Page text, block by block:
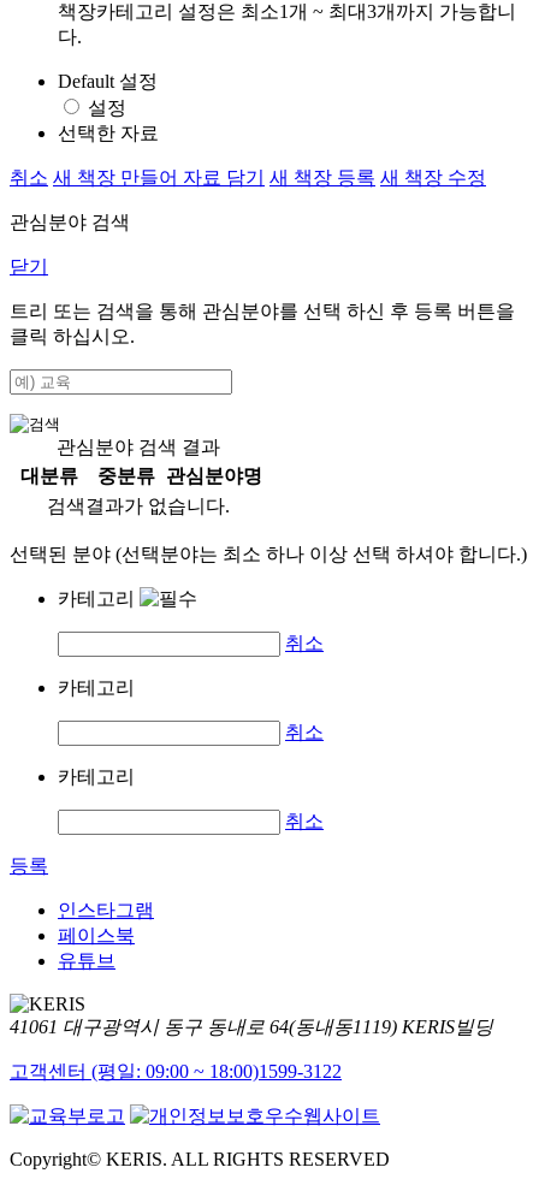
책장카테고리 설정은 최소1개 ~ 최대3개까지 가능합니
다.
Default 설정
설정
선택한 자료
취소 새 책장 만들어 자료 담기 새 책장 등록 새 책장 수정
관심분야 검색
닫기
트리 또는 검색을 통해 관심분야를 선택 하신 후 등록 버튼을
클릭 하십시오.
관심분야 검색 결과
대분류
중분류
관심분야명
검색결과가 없습니다.
선택된 분야 (선택분야는 최소 하나 이상 선택 하셔야 합니다.)
카테고리
취소
카테고리
취소
카테고리
취소
등록
인스타그램
페이스북
유튜브
41061 대구광역시 동구 동내로 64(동내동1119) KERIS빌딩
고객센터 (평일: 09:00 ~ 18:00)1599-3122
Copyright© KERIS. ALL RIGHTS RESERVED